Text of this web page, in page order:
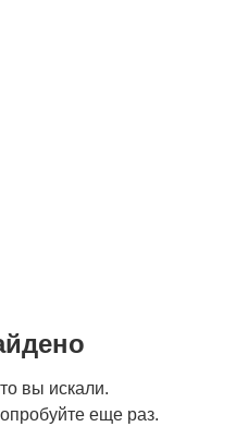
вы искали.
еще раз.